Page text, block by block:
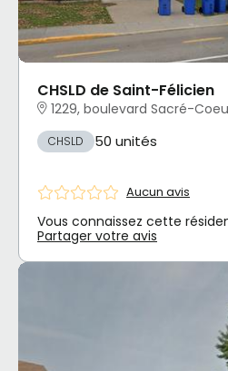
CHSLD de Saint-Félicien
1229, boulevard Sacré-
CHSLD 50 unités
Aucun avis
Vous connaissez cette
Partager votre avis